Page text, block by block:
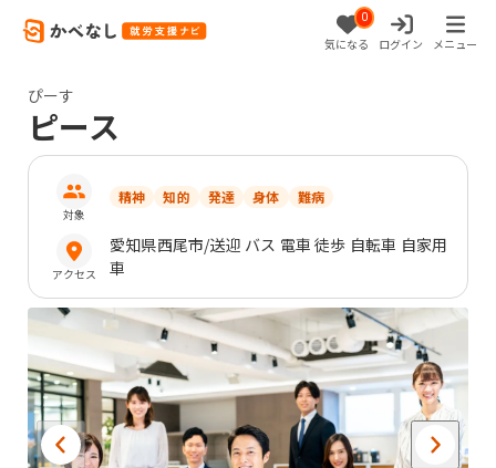
0
気になる ログイン メニュー
ぴーす
ピース
対象
精神 知的 発達 身体 難病
アクセス
愛知県西尾市/送迎 バス 電車 徒歩 自転車 自家用
車